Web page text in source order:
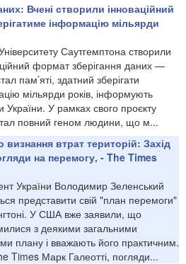
Вчені створили інноваційний
інформацію мільярди
Саутгемптона створили
формат зберігання даних —
пам’яті, здатний зберігати
мільярди років, інформують
України. У рамках свого проєкту
повний геном людини, що м...
втрат територій: Захід
на перемогу, - The Times
України Володимир Зеленський
представити свій "план перемоги"
У США вже заявили, що
з деякими загальними
плану і вважають його практичним.
Times Марк Галеотті, погляди...